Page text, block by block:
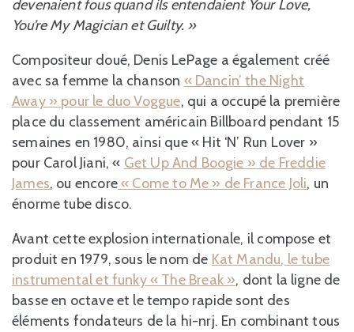
devenaient fous quand ils entendaient Your Love,
You’re My Magician et Guilty. »
Compositeur doué, Denis LePage a également créé
avec sa femme la chanson « Dancin’ the Night
Away » pour le duo Voggue, qui a occupé la première
place du classement américain Billboard pendant 15
semaines en 1980, ainsi que « Hit ‘N’ Run Lover »
pour Carol Jiani, « Get Up And Boogie » de Freddie
James, ou encore« Come to Me » de France Joli, un
énorme tube disco.
Avant cette explosion internationale, il compose et
produit en 1979, sous le nom de Kat Mandu, le tube
instrumental et funky « The Break », dont la ligne de
basse en octave et le tempo rapide sont des
éléments fondateurs de la hi-nrj. En combinant tous